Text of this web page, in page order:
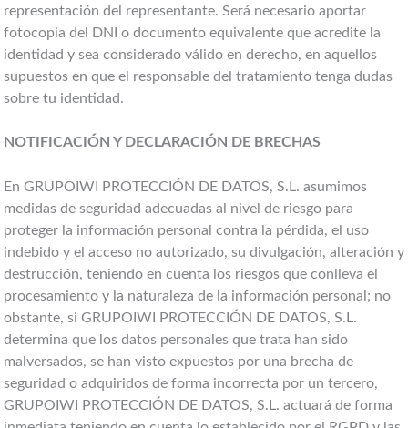
representación del representante. Será necesario aportar
fotocopia del DNI o documento equivalente que acredite la
identidad y sea considerado válido en derecho, en aquellos
supuestos en que el responsable del tratamiento tenga dudas
sobre tu identidad.
NOTIFICACIÓN Y DECLARACIÓN DE BRECHAS
En GRUPOIWI PROTECCIÓN DE DATOS, S.L. asumimos
medidas de seguridad adecuadas al nivel de riesgo para
proteger la información personal contra la pérdida, el uso
indebido y el acceso no autorizado, su divulgación, alteración y
destrucción, teniendo en cuenta los riesgos que conlleva el
procesamiento y la naturaleza de la información personal; no
obstante, si GRUPOIWI PROTECCIÓN DE DATOS, S.L.
determina que los datos personales que trata han sido
malversados, se han visto expuestos por una brecha de
seguridad o adquiridos de forma incorrecta por un tercero,
GRUPOIWI PROTECCIÓN DE DATOS, S.L. actuará de forma